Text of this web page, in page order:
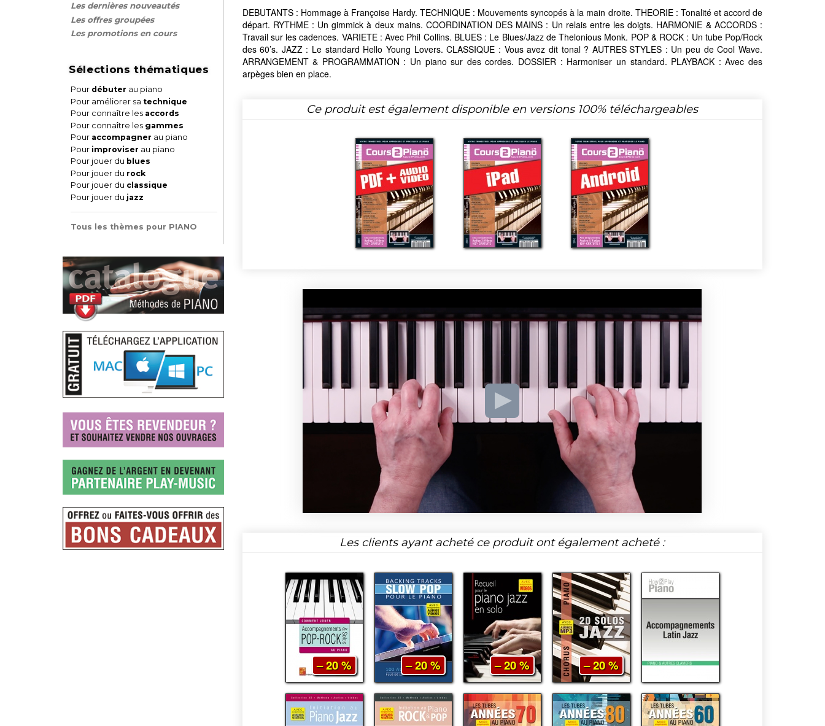
Les dernières nouveautés
Les offres groupées
Les promotions en cours
Sélections thématiques
Pour débuter au piano
Pour améliorer sa technique
Pour connaître les accords
Pour connaître les gammes
Pour accompagner au piano
Pour improviser au piano
Pour jouer du blues
Pour jouer du rock
Pour jouer du classique
Pour jouer du jazz
Tous les thèmes pour PIANO
DEBUTANTS : Hommage à Françoise Hardy. TECHNIQUE : Mouvements syncopés à la main droite. THEORIE : Tonalité et accord de
départ. RYTHME : Un gimmick à deux mains. COORDINATION DES MAINS : Un relais entre les doigts. HARMONIE & ACCORDS :
Travail sur les cadences. VARIETE : Avec Phil Collins. BLUES : Le Blues/Jazz de Thelonious Monk. POP & ROCK : Un tube Pop/Rock
des 60’s. JAZZ : Le standard Hello Young Lovers. CLASSIQUE : Vous avez dit tonal ? AUTRES STYLES : Un peu de Cool Wave.
ARRANGEMENT & PROGRAMMATION : Un piano sur des cordes. DOSSIER : Harmoniser un standard. PLAYBACK : Avec des
arpèges bien en place.
Ce produit est également disponible en versions 100% téléchargeables
Les clients ayant acheté ce produit ont également acheté :
– 20 % – 20 % – 20 % – 20 %